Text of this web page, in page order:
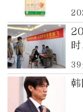
时
39
韩